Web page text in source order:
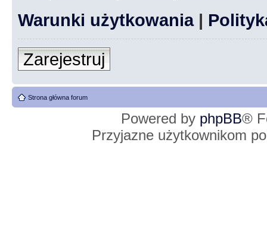
Warunki użytkowania|
Zarejestruj
Strona główna forum
Powered by phpBB®
Przyjazne użytkownikom